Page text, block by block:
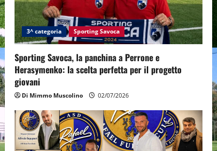
3^ categoria Sporting Savoca
Sporting Savoca, la panchina a Perrone e
Herasymenko: la scelta perfetta per il progetto
giovani
Di Mimmo Muscolino 02/07/2026